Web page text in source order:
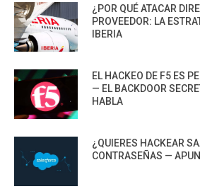
¿POR QUÉ ATACAR
PROVEEDOR: LA
IBERIA
EL HACKEO DE F5 ES
— EL BACKDOOR
HABLA
¿QUIERES HACKEAR
CONTRASEÑAS —